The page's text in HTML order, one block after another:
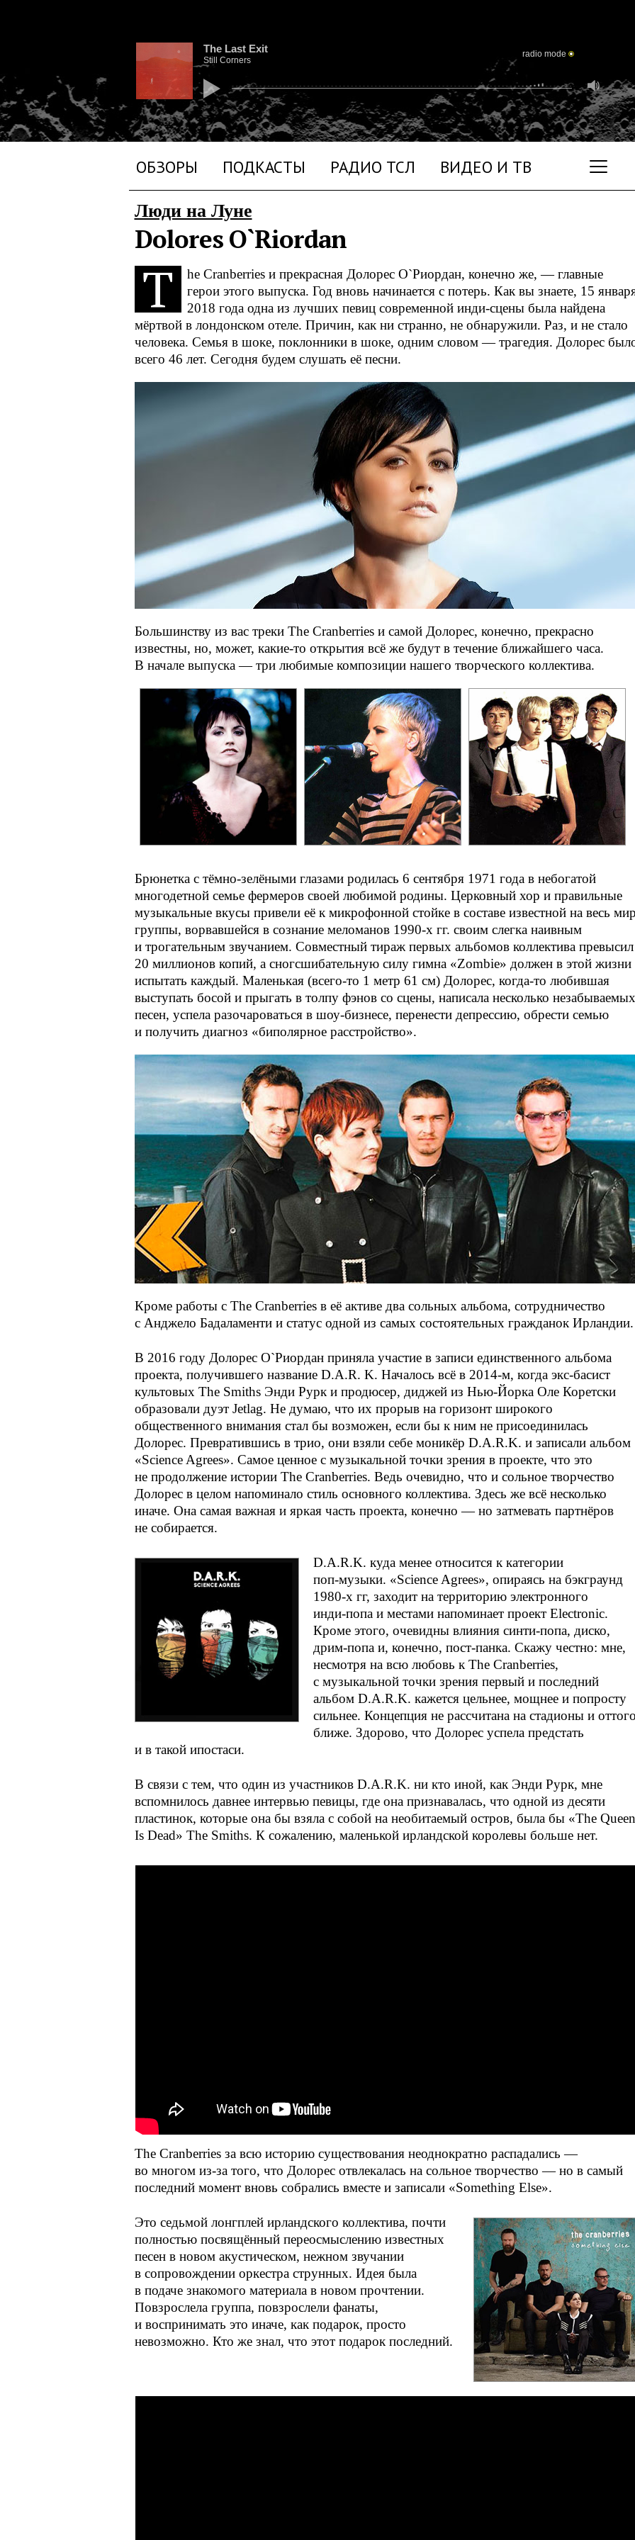
ОБЗОРЫ ПОДКАСТЫ РАДИО ТСЛ ВИДЕО И ТВ
The Last Exit
Still Corners
radio mode
Люди на Луне
Dolores O`Riordan
T
he Cranberries и прекрасная Долорес О`Риордан, конечно же, — главные
герои этого выпуска. Год вновь начинается с потерь. Как вы знаете, 15
2018 года одна из лучших певиц современной инди-сценыбыла найдена
мёртвой в лондонском отеле. Причин, как ни странно, не обнаружили. Раз, и не стало
человека. Семья в шоке, поклонники в шоке, одним словом — трагедия. Долорес
всего 46 лет. Сегодня будем слушать её песни.
Большинству из вас треки The Cranberries и самой Долорес, конечно, прекрасно
известны, но, может, какие-то открытия всё же будут в течение ближайшего часа.
В начале выпуска — три любимые композиции нашего творческого коллектива.
Брюнетка с тёмно-зелёнымиглазами родилась 6 сентября 1971 года в небогатой
многодетной семье фермеров своей любимой родины. Церковный хор и правильные
музыкальные вкусы привели её к микрофонной стойке в составе известной на весь
группы, ворвавшейся в сознание меломанов 1990-хгг. своим слегка наивным
и трогательным звучанием. Совместный тираж первых альбомов коллектива превысил
20 миллионов копий, а сногсшибательную силу гимна «Zombie» должен в этой жизни
испытать каждый. Маленькая (всего-то 1 метр 61 см) Долорес, когда-то любившая
выступать босой и прыгать в толпу фэнов со сцены, написала несколько незабываемых
песен, успела разочароваться в шоу-бизнесе, перенести депрессию, обрести семью
и получить диагноз «биполярное расстройство».
Кроме работы с The Cranberries в её активе два сольных альбома, сотрудничество
с Анджело Бадаламенти и статус одной из самых состоятельных гражданок Ирландии.
В 2016 году Долорес О`Риордан приняла участие в записи единственного альбома
проекта, получившего название D.A.R. K. Началось всё в 2014-м, когда экс-басист
культовых The Smiths Энди Рурк и продюсер, диджей из Нью-ЙоркаОле Коретски
образовали дуэт Jetlag. Не думаю, что их прорыв на горизонт широкого
общественного внимания стал бы возможен, если бы к ним не присоединилась
Долорес. Превратившись в трио, они взяли себе моникёр D.A.R.K. и записали альбом
«Science Agrees». Самое ценное с музыкальной точки зрения в проекте, что это
не продолжение истории The Cranberries. Ведь очевидно, что и сольное творчество
Долорес в целом напоминало стиль основного коллектива. Здесь же всё несколько
иначе. Она самая важная и яркая часть проекта, конечно — но затмевать партнёров
не собирается.
D.A.R.K. куда менее относится к категории
поп-музыки. «Science Agrees», опираясь на бэкграунд
1980-хгг, заходит на территорию электронного
инди-попаи местами напоминает проект Electronic.
Кроме этого, очевидны влияния синти-попа, диско,
дрим-попаи, конечно, пост-панка. Скажу честно: мне,
несмотря на всю любовь к The Cranberries,
с музыкальной точки зрения первый и последний
альбом D.A.R.K. кажется цельнее, мощнее и попросту
сильнее. Концепция не рассчитана на стадионы и
ближе. Здорово, что Долорес успела предстать
и в такой ипостаси.
В связи с тем, что один из участников D.A.R.K. ни кто иной, как Энди Рурк, мне
вспомнилось давнее интервью певицы, где она признавалась, что одной из десяти
пластинок, которые она бы взяла с собой на необитаемый остров, была бы «The Queen
Is Dead» The Smiths. К сожалению, маленькой ирландской королевы больше нет.
The Cranberries за всю историю существования неоднократно распадались —
во многом из-затого, что Долорес отвлекалась на сольное творчество — но в самый
последний момент вновь собрались вместе и записали «Something Else».
Это седьмой лонгплей ирландского коллектива, почти
полностью посвящённый переосмыслению известных
песен в новом акустическом, нежном звучании
в сопровождении оркестра струнных. Идея была
в подаче знакомого материала в новом прочтении.
Повзрослела группа, повзрослели фанаты,
и воспринимать это иначе, как подарок, просто
невозможно. Кто же знал, что этот подарок последний.